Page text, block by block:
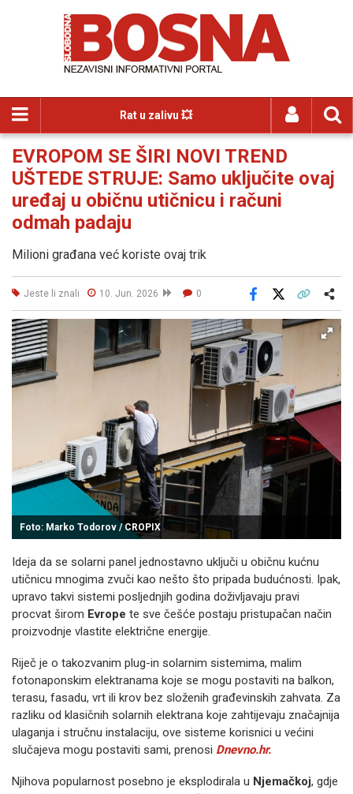
Rat u zalivu 💥
EVROPOM SE ŠIRI NOVI TREND
UŠTEDE STRUJE: Samo uključite ovaj
uređaj u običnu utičnicu i računi
odmah padaju
Milioni građana već koriste ovaj trik
Jeste li znali 10. Jun. 2026 0
Facebook
Foto: Marko Todorov / CROPIX
Ideja da se solarni panel jednostavno uključi u običnu kućnu
utičnicu mnogima zvuči kao nešto što pripada budućnosti. Ipak,
upravo takvi sistemi posljednjih godina doživljavaju pravi
procvat širom Evrope te sve češće postaju pristupačan način
proizvodnje vlastite električne energije.
Riječ je o takozvanim plug-in solarnim sistemima, malim
fotonaponskim elektranama koje se mogu postaviti na balkon,
terasu, fasadu, vrt ili krov bez složenih građevinskih zahvata. Za
razliku od klasičnih solarnih elektrana koje zahtijevaju značajnija
ulaganja i stručnu instalaciju, ove sisteme korisnici u većini
slučajeva mogu postaviti sami, prenosi Dnevno.hr.
Njihova popularnost posebno je eksplodirala u Njemačkoj, gdje